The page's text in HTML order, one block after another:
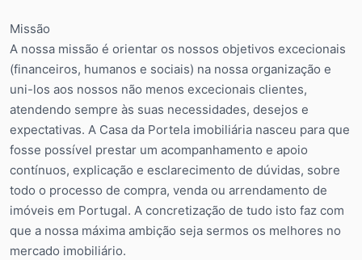
Missão
A nossa missão é orientar os nossos objetivos excecionais
(financeiros, humanos e sociais) na nossa organização e
uni-los aos nossos não menos excecionais clientes,
atendendo sempre às suas necessidades, desejos e
expectativas. A Casa da Portela imobiliária nasceu para que
fosse possível prestar um acompanhamento e apoio
contínuos, explicação e esclarecimento de dúvidas, sobre
todo o processo de compra, venda ou arrendamento de
imóveis em Portugal. A concretização de tudo isto faz com
que a nossa máxima ambição seja sermos os melhores no
mercado imobiliário.